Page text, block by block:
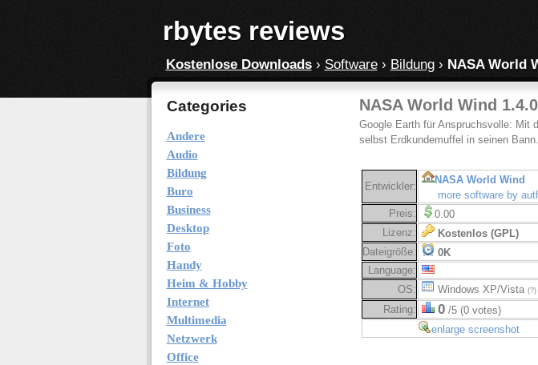
rbytes reviews
Kostenlose Downloads› Software› Bildung› NASA World
Categories
Andere
Audio
Bildung
Buro
Business
Desktop
Foto
Handy
Heim & Hobby
Internet
Multimedia
Netzwerk
Office
NASA World Wind 1.4.0
Google Earth für Anspruchsvolle: Mit
selbst Erdkundemuffel in seinen Bann.
Entwickler:
NASA World Wind
more software by
Preis:
0.00
Lizenz:
Kostenlos (GPL)
Dateigröße:
0K
Language:
OS:
Windows XP/Vista (?)
Rating: 0/5 (0 votes)
enlarge screenshot